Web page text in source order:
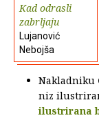
Kad odrasli
zabrljaju
Lujanović
Nebojša
Nakladniku
niz
ilustrirana